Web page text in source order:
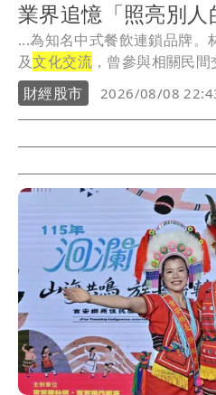
業界追憶「照亮別人
...為知名中式餐飲連鎖品牌。
及文化交流，曾參與相關民
動企...
財經股市 2026/08/08